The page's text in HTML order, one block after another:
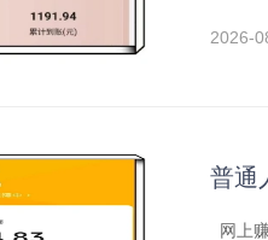
2026-
普通
网上